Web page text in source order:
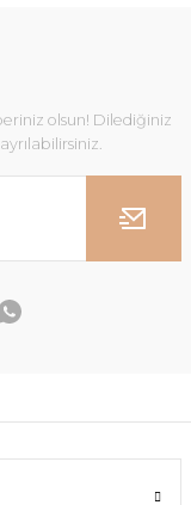
olsun! Dilediğiniz